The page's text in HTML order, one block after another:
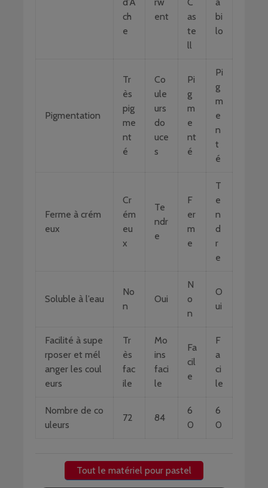
ch
e
ent
as
te
ll
bi
lo
Pigmentation
Tr
ès
pig
me
nt
é
Co
ule
urs
do
uce
s
Pi
g
m
e
nt
é
Pi
g
m
e
n
t
é
Ferme à crém
eux
Cr
ém
eu
x
Te
ndr
e
F
er
m
e
T
e
n
d
r
e
Soluble à l’eau
No
n
Oui
N
o
n
O
ui
Facilité à supe
rposer et mél
anger les coul
eurs
Tr
ès
fac
ile
Mo
ins
faci
le
Fa
cil
e
F
a
ci
le
Nombre de co
uleurs
72 84
6
0
6
0
Tout le matériel pour pastel